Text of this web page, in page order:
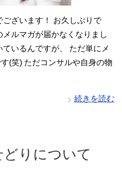
ざいます！ お久しぶりで
ルマガが届かなくなりまし
いるんですが、 ただ単にメ
(笑) ただコンサルや自身の物
続きを読む
どりについて